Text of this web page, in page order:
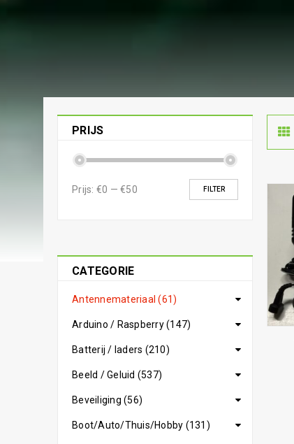
PRIJS
FILTER
Prijs: €0 — €50
CATEGORIE
Antennemateriaal (61)
Arduino / Raspberry (147)
Batterij / laders (210)
Beeld / Geluid (537)
Beveiliging (56)
Boot/Auto/Thuis/Hobby (131)